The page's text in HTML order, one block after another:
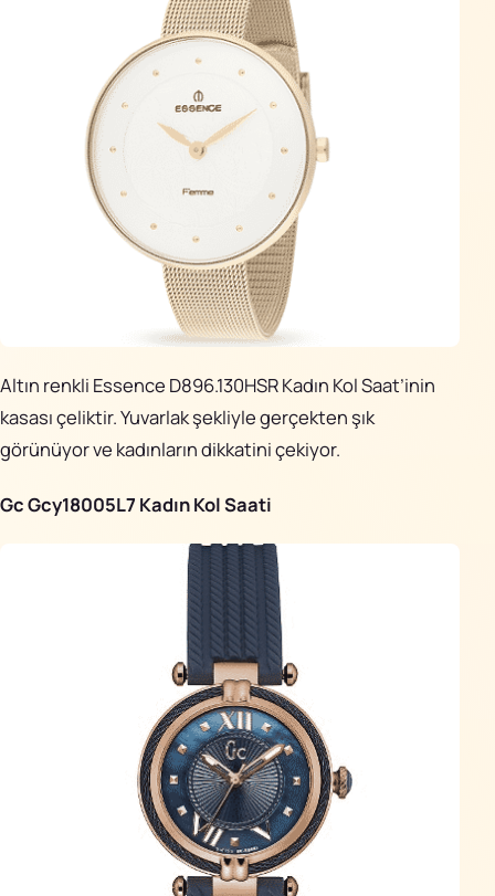
Altın renkli Essence D896.130HSR Kadın Kol Saat’inin
kasası çeliktir. Yuvarlak şekliyle gerçekten şık
görünüyor ve kadınların dikkatini çekiyor.
Gc Gcy18005L7 Kadın Kol Saati